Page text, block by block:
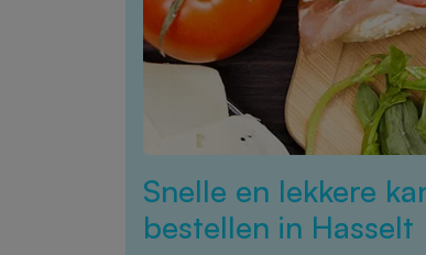
Snelle en lekkere
bestellen in Hasselt